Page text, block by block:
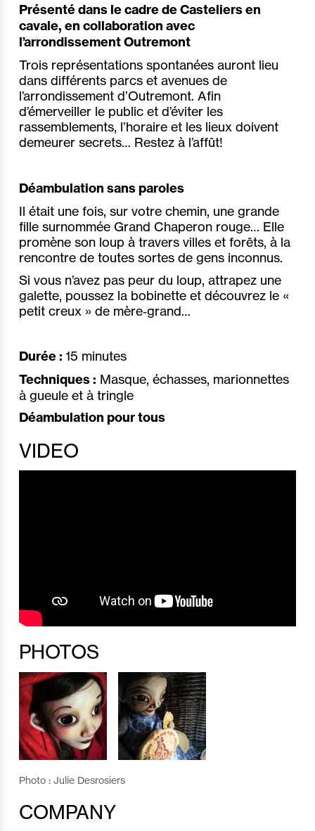
Présenté dans le cadre de Casteliers en
cavale, en collaboration avec
l’arrondissement Outremont
Trois représentations spontanées auront lieu
dans différents parcs et avenues de
l’arrondissement d’Outremont. Afin
d’émerveiller le public et d’éviter les
rassemblements, l’horaire et les lieux doivent
demeurer secrets… Restez à l’affût!
Déambulation sans paroles
Il était une fois, sur votre chemin, une grande
fille surnommée Grand Chaperon rouge… Elle
promène son loup à travers villes et forêts, à la
rencontre de toutes sortes de gens inconnus.
Si vous n’avez pas peur du loup, attrapez une
galette, poussez la bobinette et découvrez le «
petit creux » de mère‐grand…
Durée : 15 minutes
Techniques : Masque, échasses, marionnettes
à gueule et à tringle
Déambulation pour tous
VIDEO
PHOTOS
Photo : Julie Desrosiers
COMPANY